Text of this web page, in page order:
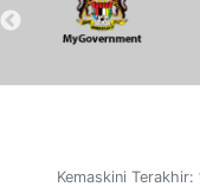
Kemaskini Terakhir: